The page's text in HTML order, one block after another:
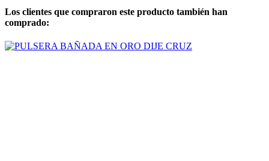
Los clientes que compraron este producto también han
comprado: